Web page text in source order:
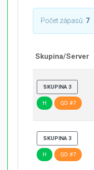
Počet zápasů: 7
Skupina/Server
SKUPINA 3
H QD #7
SKUPINA 3
H QD #7